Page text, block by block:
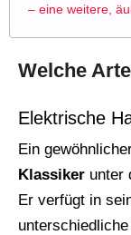
– eine weitere,
Welche
Elektrische
Ein
Klassiker unter
Er verfügt in